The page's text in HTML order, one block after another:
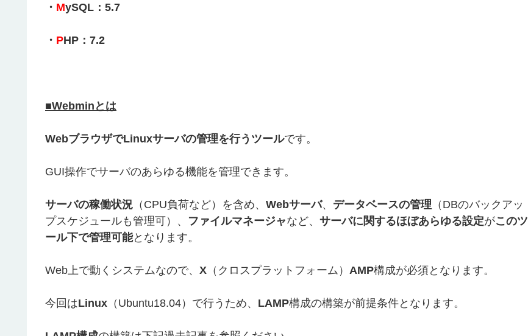
・ MySQL：5.7
・ PHP：7.2
■Webminとは
WebブラウザでLinuxサーバの管理を行うツールです。
GUI操作でサーバのあらゆる機能を管理できます。
サーバの稼働状況 （CPU負荷など）を含め、 Webサーバ、 データベースの管理 （DBのバックアッ
プスケジュールも管理可）、 ファイルマネージャなど、 サーバに関するほぼあらゆる設定がこのツ
ール下で管理可能となります。
Web上で動くシステムなので、 X （クロスプラットフォーム） AMP構成が必須となります。
今回はLinux （Ubuntu18.04）で行うため、 LAMP構成の構築が前提条件となります。